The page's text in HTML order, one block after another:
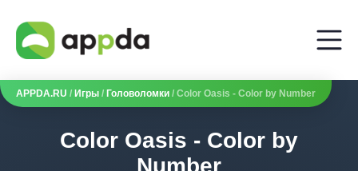
APPDA.RU / Игры / Головоломки / Color Oasis - Color by Number
Color Oasis - Color by
Number